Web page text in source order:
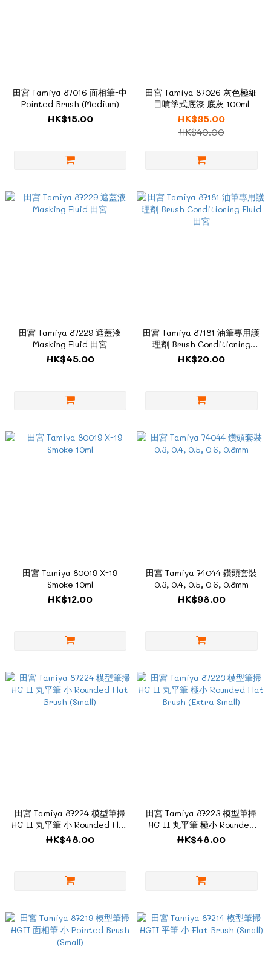
田宮 Tamiya 87016 面相筆-中
Pointed Brush (Medium)
HK$15.00
田宮 Tamiya 87026 灰色極細
目噴塗式底漆 底灰 100ml
HK$35.00
HK$40.00
田宮 Tamiya 87229 遮蓋液
Masking Fluid 田宮
HK$45.00
田宮 Tamiya 87181 油筆專用護
理劑 Brush Conditioning
Fluid 田宮
HK$20.00
田宮 Tamiya 80019 X-19
Smoke 10ml
HK$12.00
田宮 Tamiya 74044 鑽頭套裝
0.3, 0.4, 0.5, 0.6, 0.8mm
HK$98.00
田宮 Tamiya 87224 模型筆掃
HG II 丸平筆 小 Rounded Flat
Brush (Small)
HK$48.00
田宮 Tamiya 87223 模型筆掃
HG II 丸平筆 極小 Rounded
Flat Brush (Extra Small)
HK$48.00